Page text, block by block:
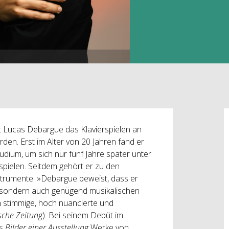
Debargue das Klavierspielen an
Erst im Alter von 20 Jahren fand er
um sich nur fünf Jahre später unter
Seitdem gehört er zu den
»Debargue beweist, dass er
auch genügend musikalischen
hoch nuancierte und
Zeitung). Bei seinem Debüt im